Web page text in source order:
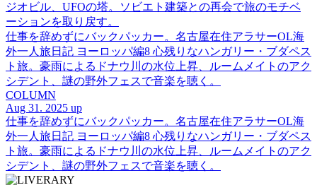
ジオビル、UFOの塔。ソビエト建築との再会で旅のモチベ
ーションを取り戻す。
仕事を辞めずにバックパッカー。名古屋在住アラサーOL海
外一人旅日記 ヨーロッパ編8 心残りなハンガリー・ブダペス
ト旅。豪雨によるドナウ川の水位上昇、ルームメイトのアク
シデント、謎の野外フェスで音楽を聴く。
COLUMN
Aug 31. 2025 up
仕事を辞めずにバックパッカー。名古屋在住アラサーOL海
外一人旅日記 ヨーロッパ編8 心残りなハンガリー・ブダペス
ト旅。豪雨によるドナウ川の水位上昇、ルームメイトのアク
シデント、謎の野外フェスで音楽を聴く。